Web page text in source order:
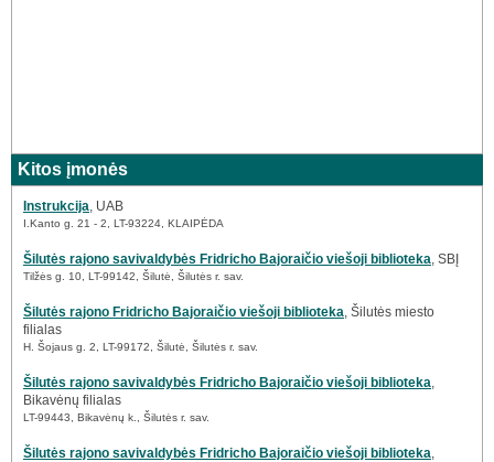
Kitos įmonės
Instrukcija, UAB
I.Kanto g. 21 - 2, LT-93224, KLAIPĖDA
Šilutės rajono savivaldybės Fridricho Bajoraičio viešoji biblioteka, SBĮ
Tilžės g. 10, LT-99142, Šilutė, Šilutės r. sav.
Šilutės rajono Fridricho Bajoraičio viešoji biblioteka, Šilutės miesto
filialas
H. Šojaus g. 2, LT-99172, Šilutė, Šilutės r. sav.
Šilutės rajono savivaldybės Fridricho Bajoraičio viešoji biblioteka,
Bikavėnų filialas
LT-99443, Bikavėnų k., Šilutės r. sav.
Šilutės rajono savivaldybės Fridricho Bajoraičio viešoji biblioteka,